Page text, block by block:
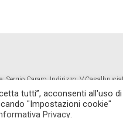
Cararo. Indirizzo:
PRIVACY COOKIE
tutti”, acconsenti all'uso di
"Impostazioni cookie"
Privacy.